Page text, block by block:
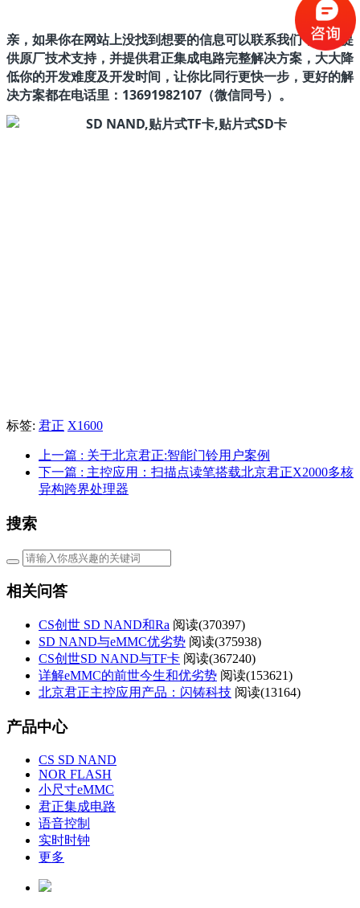
亲，如果你在网站上没找到想要的信息可以联系我们，我们提
供原厂技术支持，并提供君正集成电路完整解决方案，大大降
低你的开发难度及开发时间，让你比同行更快一步，更好的解
决方案都在电话里：13691982107（微信同号）。
标签: 君正 X1600
上一篇 : 关于北京君正:智能门铃用户案例
下一篇 : 主控应用：扫描点读笔搭载北京君正X2000多核
异构跨界处理器
搜索
相关问答
CS创世 SD NAND和Ra 阅读(370397)
SD NAND与eMMC优劣势 阅读(375938)
CS创世SD NAND与TF卡 阅读(367240)
详解eMMC的前世今生和优劣势 阅读(153621)
北京君正主控应用产品：闪铸科技 阅读(13164)
产品中心
CS SD NAND
NOR FLASH
小尺寸eMMC
君正集成电路
语音控制
实时时钟
更多